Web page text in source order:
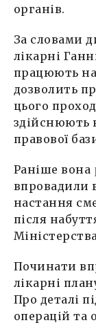
органів.
За словами
лікарні
працюють
дозволить
цього
здійснюють
правової
Раніше вона
впровадили
настання
після
Починати
лікарні
Про деталі
операцій та